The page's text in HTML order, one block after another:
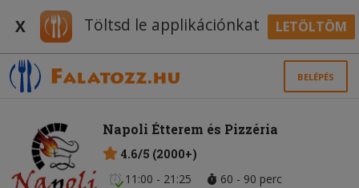
X Töltsd le applikációnkat LETÖLTÖM
BELÉPÉS
Napoli Étterem és Pizzéria
4.6/5 (2000+)
11:00 - 21:25
60 - 90 perc